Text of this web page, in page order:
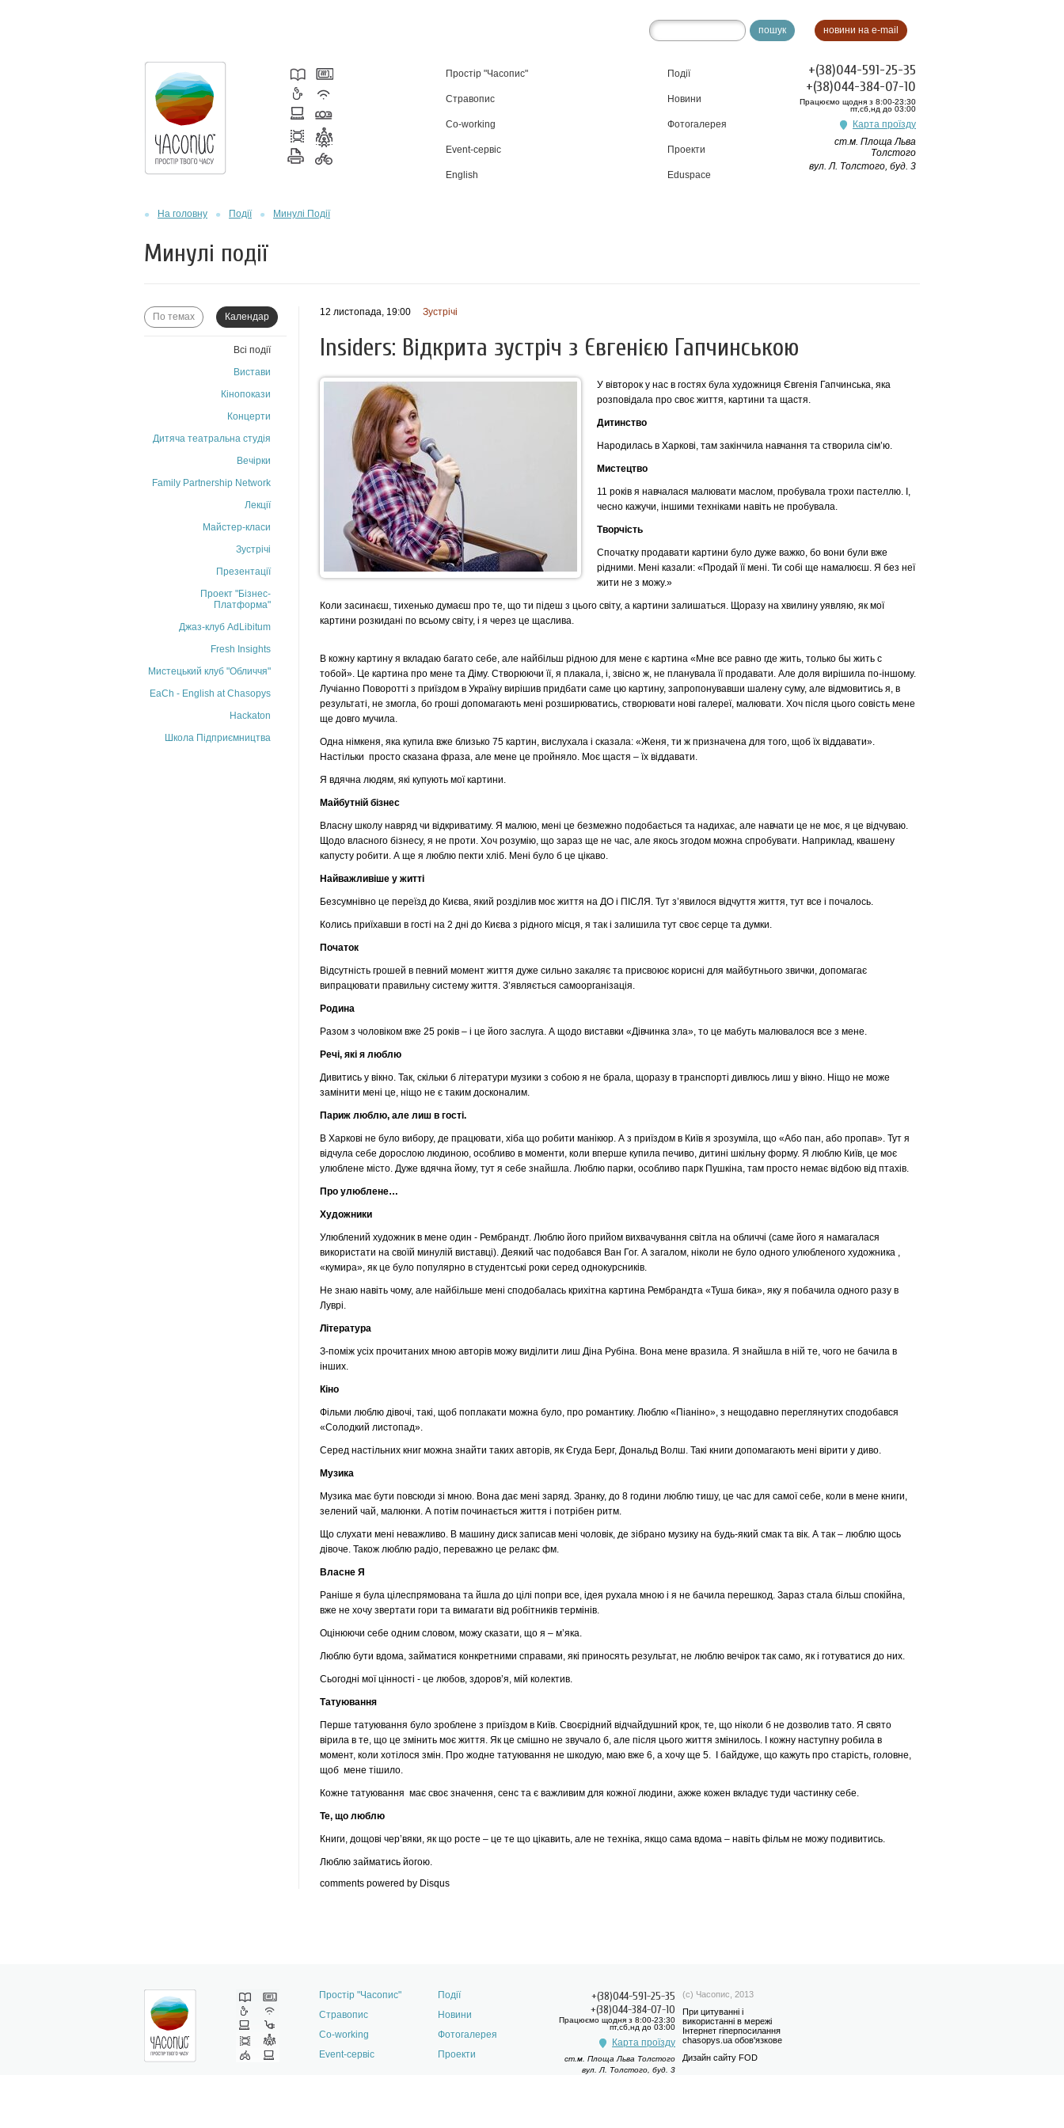
новини на e-mail
пошук
Простір "Часопис" Події
Стравопис Новини
Co-working Фотогалерея
Event-сервіс Проекти
English Eduspace
+(38)044-591-25-35
+(38)044-384-07-10
Працюємо щодня з 8:00-23:30
пт,сб,нд до 03:00
Карта проїзду
ст.м. Площа Льва
Толстого
вул. Л. Толстого, буд. 3
На головну Події Минулі Події
Минулі події
По темах Календар
Всі події
Вистави
Кінопокази
Концерти
Дитяча театральна студія
Вечірки
Family Partnership Network
Лекції
Майстер-класи
Зустрічі
Презентації
Проект "Бізнес-
Платформа"
Джаз-клуб AdLibitum
Fresh Insights
Мистецький клуб "Обличчя"
EaCh - English at Chasopys
Hackaton
Школа Підприємництва
12 листопада, 19:00 Зустрічі
Insiders: Відкрита зустріч з Євгенією Гапчинською
У вівторок у нас в гостях була художниця Євгенія Гапчинська, яка
розповідала про своє життя, картини та щастя.
Дитинство
Народилась в Харкові, там закінчила навчання та створила сім’ю.
Мистецтво
11 років я навчалася малювати маслом, пробувала трохи пастеллю. І,
чесно кажучи, іншими техніками навіть не пробувала.
Творчість
Спочатку продавати картини було дуже важко, бо вони були вже
рідними. Мені казали: «Продай її мені. Ти собі ще намалюєш. Я без неї
жити не з можу.»
Коли засинаєш, тихенько думаєш про те, що ти підеш з цього світу, а картини залишаться. Щоразу на хвилину уявляю, як мої
картини розкидані по всьому світу, і я через це щаслива.
В кожну картину я вкладаю багато себе, але найбільш рідною для мене є картина «Мне все равно где жить, только бы жить с
тобой». Це картина про мене та Діму. Створюючи її, я плакала, і, звісно ж, не планувала її продавати. Але доля вирішила по-іншому.
Лучіанно Поворотті з приїздом в Україну вирішив придбати саме цю картину, запропонувавши шалену суму, але відмовитись я, в
результаті, не змогла, бо гроші допомагають мені розширюватись, створювати нові галереї, малювати. Хоч після цього совість мене
ще довго мучила.
Одна німкеня, яка купила вже близько 75 картин, вислухала і сказала: «Женя, ти ж призначена для того, щоб їх віддавати».
Настільки просто сказана фраза, але мене це пройняло. Моє щастя – їх віддавати.
Я вдячна людям, які купують мої картини.
Майбутній бізнес
Власну школу навряд чи відкриватиму. Я малюю, мені це безмежно подобається та надихає, але навчати це не моє, я це відчуваю.
Щодо власного бізнесу, я не проти. Хоч розумію, що зараз ще не час, але якось згодом можна спробувати. Наприклад, квашену
капусту робити. А ще я люблю пекти хліб. Мені було б це цікаво.
Найважливіше у житті
Безсумнівно це переїзд до Києва, який розділив моє життя на ДО і ПІСЛЯ. Тут з’явилося відчуття життя, тут все і почалось.
Колись приїхавши в гості на 2 дні до Києва з рідного місця, я так і залишила тут своє серце та думки.
Початок
Відсутність грошей в певний момент життя дуже сильно закаляє та присвоює корисні для майбутнього звички, допомагає
випрацювати правильну систему життя. З’являється самоорганізація.
Родина
Разом з чоловіком вже 25 років – і це його заслуга. А щодо виставки «Дівчинка зла», то це мабуть малювалося все з мене.
Речі, які я люблю
Дивитись у вікно. Так, скільки б літератури музики з собою я не брала, щоразу в транспорті дивлюсь лиш у вікно. Ніщо не може
замінити мені це, ніщо не є таким досконалим.
Париж люблю, але лиш в гості.
В Харкові не було вибору, де працювати, хіба що робити манікюр. А з приїздом в Київ я зрозуміла, що «Або пан, або пропав». Тут я
відчула себе дорослою людиною, особливо в моменти, коли вперше купила печиво, дитині шкільну форму. Я люблю Київ, це моє
улюблене місто. Дуже вдячна йому, тут я себе знайшла. Люблю парки, особливо парк Пушкіна, там просто немає відбою від птахів.
Про улюблене…
Художники
Улюблений художник в мене один - Рембрандт. Люблю його прийом вихвачування світла на обличчі (саме його я намагалася
використати на своїй минулій виставці). Деякий час подобався Ван Гог. А загалом, ніколи не було одного улюбленого художника ,
«кумира», як це було популярно в студентські роки серед однокурсників.
Не знаю навіть чому, але найбільше мені сподобалась крихітна картина Рембрандта «Туша бика», яку я побачила одного разу в
Луврі.
Література
З-поміж усіх прочитаних мною авторів можу виділити лиш Діна Рубіна. Вона мене вразила. Я знайшла в ній те, чого не бачила в
інших.
Кіно
Фільми люблю дівочі, такі, щоб поплакати можна було, про романтику. Люблю «Піаніно», з нещодавно переглянутих сподобався
«Солодкий листопад».
Серед настільних книг можна знайти таких авторів, як Єгуда Берг, Дональд Волш. Такі книги допомагають мені вірити у диво.
Музика
Музика має бути повсюди зі мною. Вона дає мені заряд. Зранку, до 8 години люблю тишу, це час для самої себе, коли в мене книги,
зелений чай, малюнки. А потім починається життя і потрібен ритм.
Що слухати мені неважливо. В машину диск записав мені чоловік, де зібрано музику на будь-який смак та вік. А так – люблю щось
дівоче. Також люблю радіо, переважно це релакс фм.
Власне Я
Раніше я була цілеспрямована та йшла до цілі попри все, ідея рухала мною і я не бачила перешкод. Зараз стала більш спокійна,
вже не хочу звертати гори та вимагати від робітників термінів.
Оцінюючи себе одним словом, можу сказати, що я – м’яка.
Люблю бути вдома, займатися конкретними справами, які приносять результат, не люблю вечірок так само, як і готуватися до них.
Сьогодні мої цінності - це любов, здоров’я, мій колектив.
Татуювання
Перше татуювання було зроблене з приїздом в Київ. Своєрідний відчайдушний крок, те, що ніколи б не дозволив тато. Я свято
вірила в те, що це змінить моє життя. Як це смішно не звучало б, але після цього життя змінилось. І кожну наступну робила в
момент, коли хотілося змін. Про жодне татуювання не шкодую, маю вже 6, а хочу ще 5. І байдуже, що кажуть про старість, головне,
щоб мене тішило.
Кожне татуювання має своє значення, сенс та є важливим для кожної людини, ажже кожен вкладує туди частинку себе.
Те, що люблю
Книги, дощові чер’вяки, як що росте – це те що цікавить, але не техніка, якщо сама вдома – навіть фільм не можу подивитись.
Люблю займатись йогою.
comments powered by Disqus
Простір "Часопис"
Події
Стравопис
Новини
Co-working
Фотогалерея
Event-сервіс
Проекти
+(38)044-591-25-35
+(38)044-384-07-10
Працюємо щодня з 8:00-23:30
пт,сб,нд до 03:00
Карта проїзду
ст.м. Площа Льва Толстого
вул. Л. Толстого, буд. 3
(с) Часопис, 2013
При цитуванні і
використанні в мережі
Інтернет гіперпосилання
chasopys.ua обов'язкове
Дизайн сайту FOD